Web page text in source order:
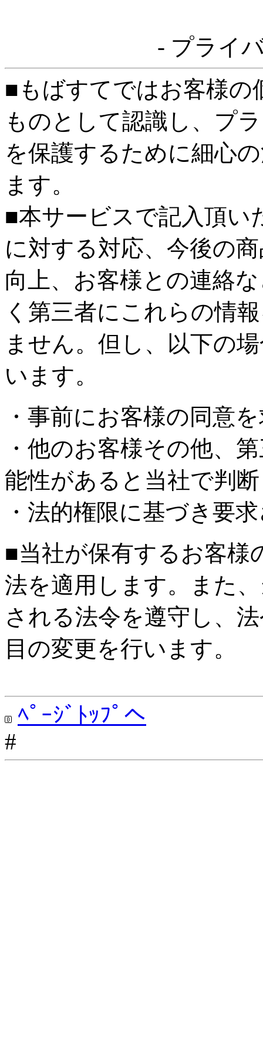
- プライ
■もばすてではお客様の
ものとして認識し、プ
を保護するために細心
ます。
■本サービスで記入頂い
に対する対応、今後の
向上、お客様との連絡
く第三者にこれらの情
ません。但し、以下の
います。
・事前にお客様の同意
・他のお客様その他、
能性があると当社で判
・法的権限に基づき要
■当社が保有するお客様
法を適用します。また
される法令を遵守し、
目の変更を行います。
ﾍﾟｰｼﾞﾄｯﾌﾟへ
#